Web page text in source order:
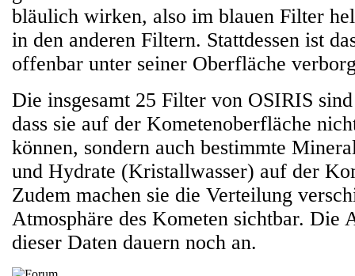
bläulich wirken, also im blauen Filter
in den anderen Filtern. Stattdessen ist
offenbar unter seiner Oberfläche
Die insgesamt 25 Filter von OSIRIS
dass sie auf der Kometenoberfläche
können, sondern auch bestimmte
und Hydrate (Kristallwasser) auf der
Zudem machen sie die Verteilung
Atmosphäre des Kometen sichtbar. Die
dieser Daten dauern noch an.